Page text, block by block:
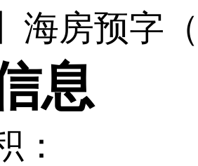
海房预字
息
：